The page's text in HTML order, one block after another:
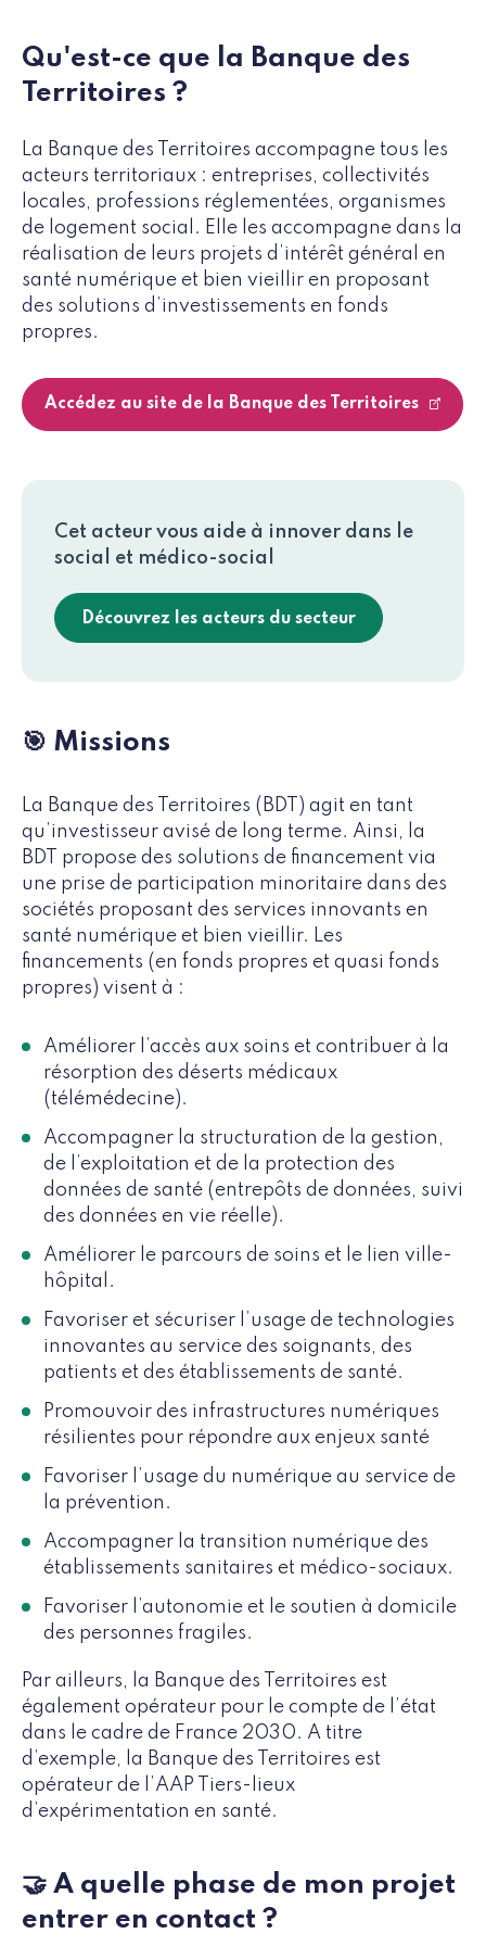
Qu'est-ce que la Banque des
Territoires ?
La Banque des Territoires accompagne tous les
acteurs territoriaux : entreprises, collectivités
locales, professions réglementées, organismes
de logement social. Elle les accompagne dans la
réalisation de leurs projets d’intérêt général en
santé numérique et bien vieillir en proposant
des solutions d’investissements en fonds
propres.
Accédez au site de la Banque des Territoires
Cet acteur vous aide à innover dans le
social et médico-social
Découvrez les acteurs du secteur
🎯 Missions
La Banque des Territoires (BDT) agit en tant
qu’investisseur avisé de long terme. Ainsi, la
BDT propose des solutions de financement via
une prise de participation minoritaire dans des
sociétés proposant des services innovants en
santé numérique et bien vieillir. Les
financements (en fonds propres et quasi fonds
propres) visent à :
Améliorer l’accès aux soins et contribuer à la
résorption des déserts médicaux
(télémédecine).
Accompagner la structuration de la gestion,
de l’exploitation et de la protection des
données de santé (entrepôts de données, suivi
des données en vie réelle).
Améliorer le parcours de soins et le lien ville-
hôpital.
Favoriser et sécuriser l’usage de technologies
innovantes au service des soignants, des
patients et des établissements de santé.
Promouvoir des infrastructures numériques
résilientes pour répondre aux enjeux santé
Favoriser l’usage du numérique au service de
la prévention.
Accompagner la transition numérique des
établissements sanitaires et médico-sociaux.
Favoriser l’autonomie et le soutien à domicile
des personnes fragiles.
Par ailleurs, la Banque des Territoires est
également opérateur pour le compte de l’état
dans le cadre de France 2030. A titre
d’exemple, la Banque des Territoires est
opérateur de l’AAP Tiers-lieux
d’expérimentation en santé.
🤝 A quelle phase de mon projet
entrer en contact ?